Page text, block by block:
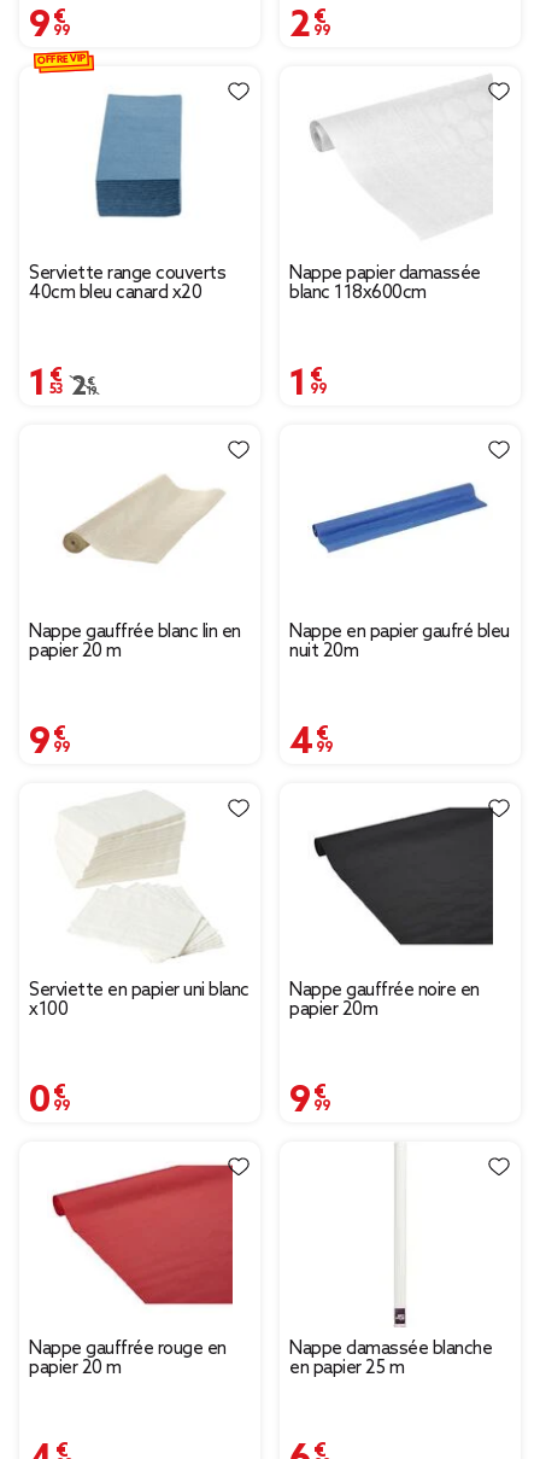
9,99 € 2,99 €
Serviette range couverts
40cm bleu canard x20
1,53 €
Prix remisé de 2,19 € à 1,53 €
2,19 €
OFFRE VIP
Nappe papier damassée
blanc 118x600cm
1,99 €
Nappe gauffrée blanc lin en
papier 20 m
9,99 €
Nappe en papier gaufré bleu
nuit 20m
4,99 €
Serviette en papier uni blanc
x100
0,99 €
Nappe gauffrée noire en
papier 20m
9,99 €
Nappe gauffrée rouge en
papier 20 m
4,99 €
Nappe damassée blanche
en papier 25 m
6,99 €